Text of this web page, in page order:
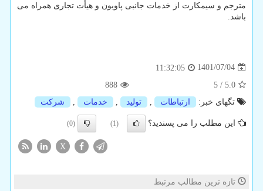
مترجم و سیمکارت از خدمات جانبی پاویون و هیأت تجاری همراه می
باشد.
1401/07/04
11:32:05
5.0
/
5
888
تگهای خبر:
ارتباطات تولید خدمات شركت
این مطلب را می پسندید؟ (1)
(0)
X
تازه ترین مطالب مرتبط